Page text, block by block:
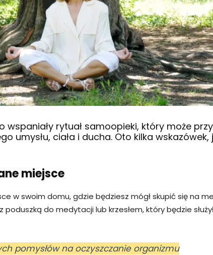
wspaniały rytuał samoopieki, który może
umysłu, ciała i ducha. Oto kilka wskazówek,
miejsce
w swoim domu, gdzie będziesz mógł skupić się na
do medytacji lub krzesłem, który będzie
pomysłów na oczyszczanie organizmu